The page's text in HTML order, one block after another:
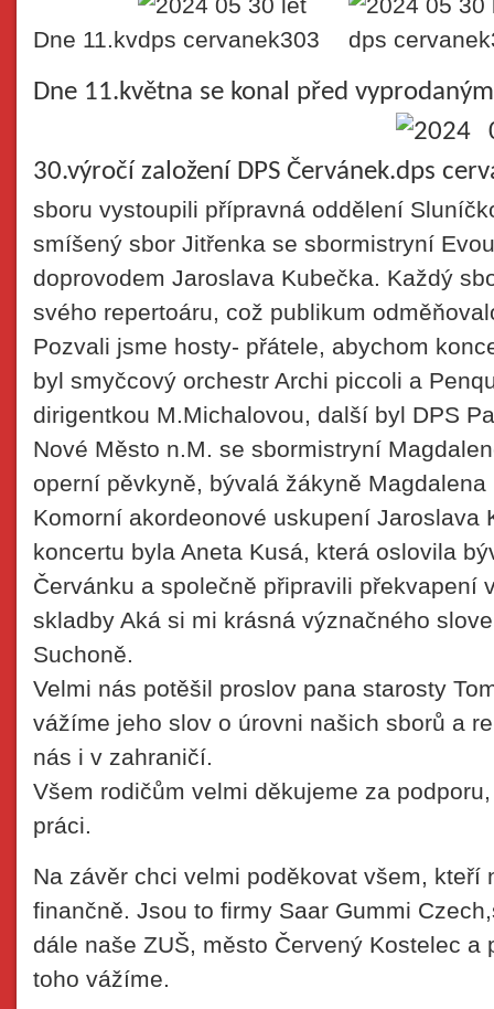
Dne 11.kv
Dne 11.května se konal před
30.výročí založení DPS Červánek.
sboru vystoupili přípravná oddělení
smíšený sbor Jitřenka se sbormistryní
doprovodem Jaroslava Kubečka. Každý
svého repertoáru, což publikum
Pozvali jsme hosty- přátele, abychom
byl smyčcový orchestr Archi piccoli a
dirigentkou M.Michalovou, další byl DPS
Nové Město n.M. se sbormistryní
operní pěvkyně, bývalá žákyně
Komorní akordeonové uskupení Jaroslava
koncertu byla Aneta Kusá, která oslovila
Červánku a společně připravili překvapení
skladby Aká si mi krásná význačného
Suchoně.
Velmi nás potěšil proslov pana starosty
vážíme jeho slov o úrovni našich sborů a
nás i v zahraničí.
Všem rodičům velmi děkujeme za
práci.
Na závěr chci velmi poděkovat všem, kteří
finančně. Jsou to firmy Saar Gummi
dále naše ZUŠ, město Červený Kostelec a
toho vážíme.